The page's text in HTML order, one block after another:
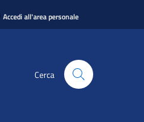
Accedi all'area personale
Cerca